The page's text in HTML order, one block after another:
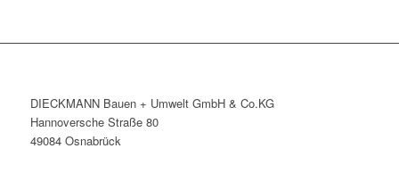
DIECKMANN Bauen + Umwelt GmbH & Co.KG
Hannoversche Straße 80
49084 Osnabrück